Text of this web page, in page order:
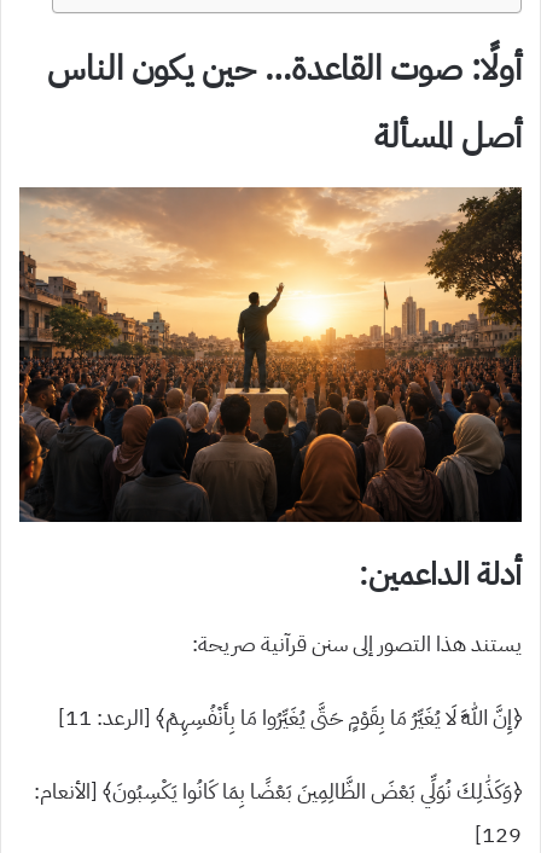
أولًا: صوت القاعدة… حين يكون الناس
أصل المسألة
أدلة الداعمين:
يستند هذا التصور إلى سنن قرآنية صريحة:
﴿إِنَّ اللَّهَ لَا يُغَيِّرُ مَا بِقَوْمٍ حَتَّى يُغَيِّرُوا مَا بِأَنْفُسِهِمْ﴾ [الرعد: 11]
﴿وَكَذَٰلِكَ نُوَلِّي بَعْضَ الظَّالِمِينَ بَعْضًا بِمَا كَانُوا يَكْسِبُونَ﴾ [الأنعام:
129]